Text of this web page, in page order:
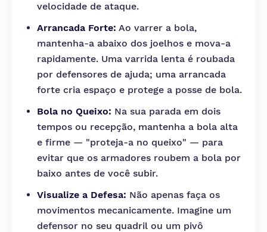
velocidade de ataque.
Arrancada Forte: Ao varrer a bola,
mantenha-a abaixo dos joelhos e mova-a
rapidamente. Uma varrida lenta é roubada
por defensores de ajuda; uma arrancada
forte cria espaço e protege a posse de bola.
Bola no Queixo: Na sua parada em dois
tempos ou recepção, mantenha a bola alta
e firme — "proteja-a no queixo" — para
evitar que os armadores roubem a bola por
baixo antes de você subir.
Visualize a Defesa: Não apenas faça os
movimentos mecanicamente. Imagine um
defensor no seu quadril ou um pivô